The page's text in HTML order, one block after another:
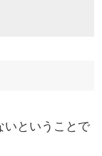
いということで